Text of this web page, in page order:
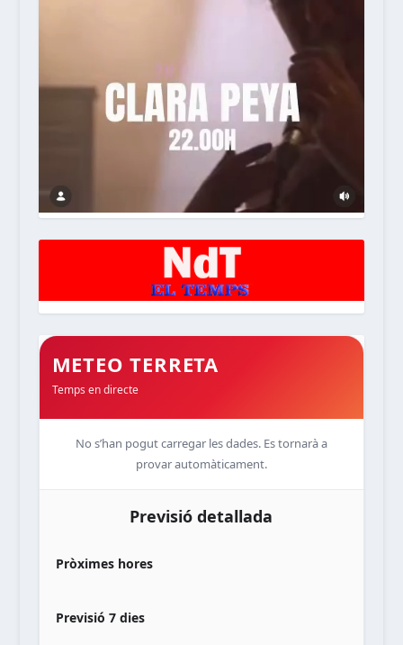
METEO TERRETA
Temps en directe
No s’han pogut carregar les dades. Es tornarà a
provar automàticament.
Previsió detallada
Pròximes hores
Previsió 7 dies